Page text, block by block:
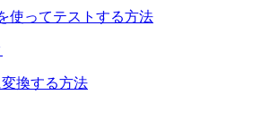
使ってテストする方法
変換する方法